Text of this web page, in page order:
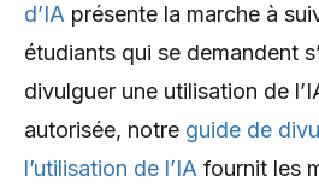
d’IA présente la marche à
étudiants qui se demandent
divulguer une utilisation de
autorisée, notre guide de
l’utilisation de l’IA fournit les